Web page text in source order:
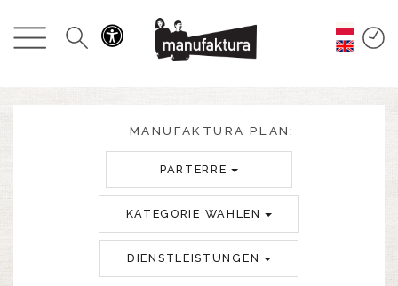
GESCHEHEN
ANGEBOTE
RESTAURANTS
MANUFAKTURA PLAN:
PARTERRE
KATEGORIE WAHLEN
DIENSTLEISTUNGEN